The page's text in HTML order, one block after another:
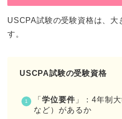
USCPA試験の受験資格は、大
す。
USCPA試験の受験資格
「 学位要件 」：4年制
など）があるか